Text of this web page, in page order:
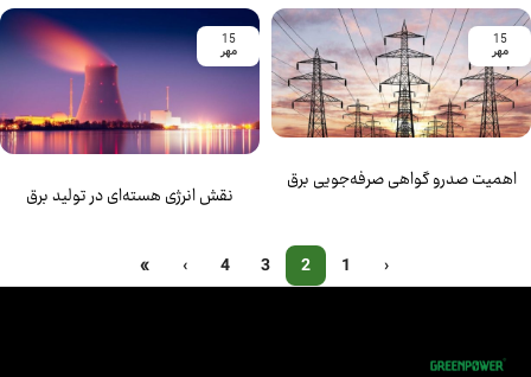
15
مهر
اهمیت صدرو گواهی صرفه‌جویی برق
15
مهر
نقش انرژی هسته‌ای در تولید برق
‹
1
2
3
4
›
»